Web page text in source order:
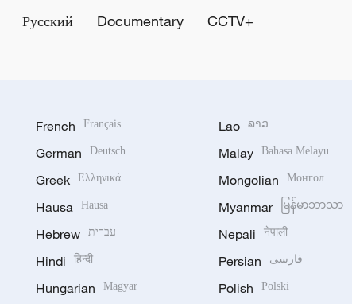
Русский Documentary CCTV+
French Français
German Deutsch
Greek Ελληνικά
Hausa Hausa
Hebrew עברית
Hindi हिन्दी
Hungarian Magyar
Lao ລາວ
Malay Bahasa Melayu
Mongolian Монгол
Myanmar မြန်မာဘာသာ
Nepali नेपाली
Persian فارسی
Polish Polski